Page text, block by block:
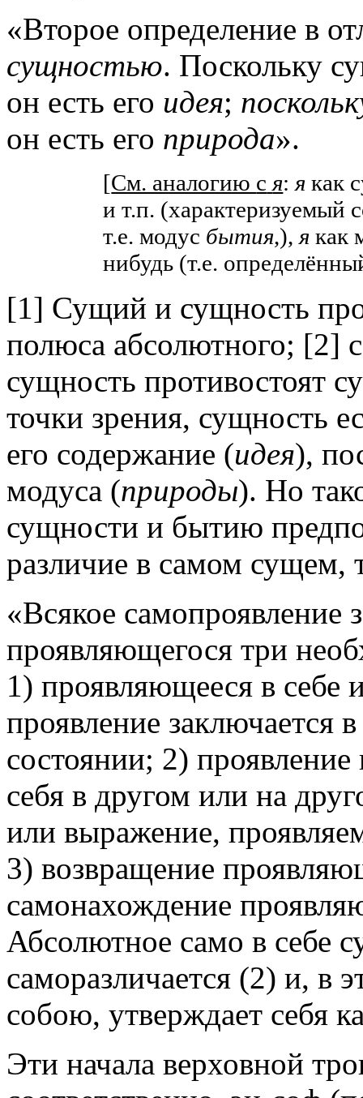
«Второе определение в
сущностью. Поскольку
он есть его идея;
он есть его природа».
[См. аналогию c я:я как
и т.п. (характеризуемый
т.е. модус бытия,),я как
нибудь (т.е.
[1] Сущий и сущность
полюса абсолютного; [2]
сущность противостоят
точки зрения, сущность
его содержание (идея),
модуса (природы). Но
сущности и бытию
различие в самом сущем,
«Всякое самопроявление
проявляющегося три
1) проявляющееся в себе
проявление заключается
состоянии; 2) проявление
себя в другом или на
или выражение,
3) возвращение
самонахождение
Абсолютное само в себе
саморазличается (2) и, в
собою, утверждает себя
Эти начала верховной